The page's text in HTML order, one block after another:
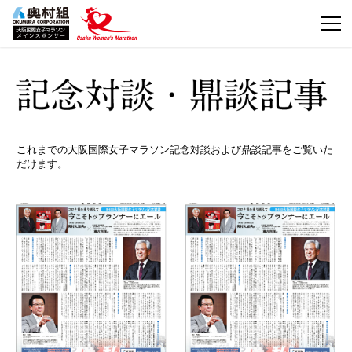
これまでの大阪国際女子マラソン記念対談および鼎談記事をご覧いた
だけます。